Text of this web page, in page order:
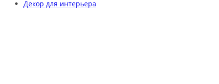
Декор для интерьера